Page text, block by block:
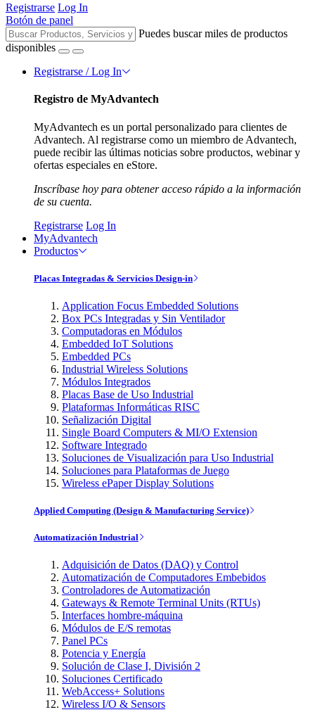
Registrarse Log In
Botón de panel
Puedes buscar miles de productos
disponibles
Registrarse / Log In
Registro de MyAdvantech
MyAdvantech es un portal personalizado para clientes de
Advantech. Al registrarse como un miembro de Advantech,
puede recibir las últimas noticias sobre productos, webinar y
ofertas especiales en eStore.
Inscríbase hoy para obtener acceso rápido a la información
de su cuenta.
Registrarse Log In
MyAdvantech
Productos
Placas Integradas & Servicios Design-in
Application Focus Embedded Solutions
Box PCs Integradas y Sin Ventilador
Computadoras en Módulos
Embedded IoT Solutions
Embedded PCs
Industrial Wireless Solutions
Módulos Integrados
Placas Base de Uso Industrial
Plataformas Informáticas RISC
Señalización Digital
Single Board Computers & MI/O Extension
Software Integrado
Soluciones de Visualización para Uso Industrial
Soluciones para Plataformas de Juego
Wireless ePaper Display Solutions
Applied Computing (Design & Manufacturing Service)
Automatización Industrial
Adquisición de Datos (DAQ) y Control
Automatización de Computadores Embebidos
Controladores de Automatización
Gateways & Remote Terminal Units (RTUs)
Interfaces hombre-máquina
Módulos de E/S remotas
Panel PCs
Potencia y Energía
Solución de Clase I, División 2
Soluciones Certificado
WebAccess+ Solutions
Wireless I/O & Sensors